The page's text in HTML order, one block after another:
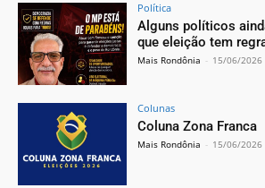
Política
Alguns políticos
que eleição tem
Mais Rondônia - 15/06/2026
Colunas
Coluna Zona Franca
Mais Rondônia - 15/06/2026